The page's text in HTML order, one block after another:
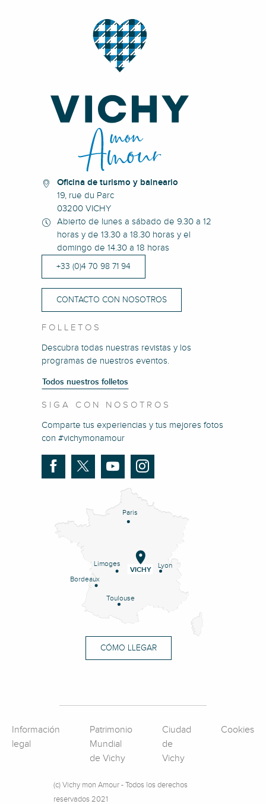
Oficina de turismo y balneario
19, rue du Parc
03200 VICHY
Abierto de lunes a sábado de 9.30 a 12
horas y de 13.30 a 18.30 horas y el
domingo de 14.30 a 18 horas
+33 (0)4 70 98 71 94
CONTACTO CON NOSOTROS
FOLLETOS
Descubra todas nuestras revistas y los
programas de nuestros eventos.
Todos nuestros folletos
SIGA CON NOSOTROS
Comparte tus experiencias y tus mejores fotos
con #vichymonamour
Paris
Lyon
Limoges
Bordeaux
Toulouse
VICHY
CÓMO LLEGAR
Información
legal
Patrimonio
Mundial
de Vichy
Ciudad
de
Vichy
Cookies
(c) Vichy mon Amour - Todos los derechos
reservados 2021